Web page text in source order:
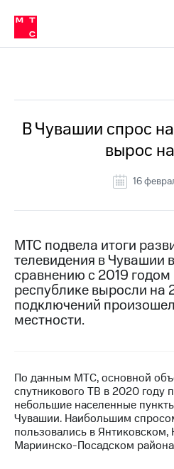
Медиа-центр
и акционерам
Устойчивое развитие
Комплаенс и деловая этика
компании
Карьера
История
компании
Руководство
Контакты
Медиа-центр
Пресс-
релизы
Достижения
Интервью
Финансовая
отчетность
в МТС
Пресс-
релизы
о технологиях
В Чувашии спрос
вырос
16
МТС подвела итоги
телевидения в Чувашии
сравнению с 2019
республике выросли на
подключений
местности.
По данным МТС, основной
спутникового ТВ в 2020 году
небольшие населенные
Чувашии. Наибольшим
пользовались в Янтиковском,
Мариинско-Посадском